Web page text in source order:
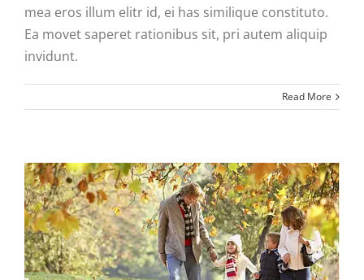
mea eros illum elitr id, ei has similique constituto.
Ea movet saperet rationibus sit, pri autem aliquip
invidunt.
Read More